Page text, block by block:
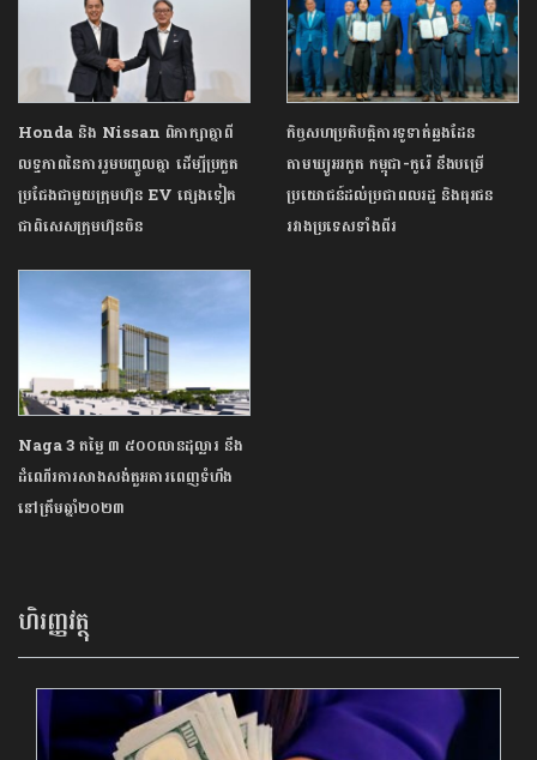
Honda និង Nissan ពិភាក្សាគ្នាពី
លទ្ធភាពនៃការរួមបញ្ចូលគ្នា ដើម្បីប្រកួត
ប្រជែងជាមួយក្រុមហ៊ុន EV ផ្សេងទៀត
ជាពិសេសក្រុមហ៊ុនចិន
កិច្ចសហប្រតិបត្តិការទូទាត់ឆ្លងដែន
តាមឃ្យូអរកូត កម្ពុជា-កូរ៉េ នឹងបម្រើ
ប្រយោជន៍ដល់ប្រជាពលរដ្ឋ និងធុរជន
រវាងប្រទេសទាំងពីរ
Naga 3 តម្លៃ ៣ ៥០០លានដុល្លារ នឹង
ដំណើរការសាងសង់តួអគារពេញទំហឹង
នៅត្រឹមឆ្នាំ២០២៣
ហិរញ្ញវត្ថុ